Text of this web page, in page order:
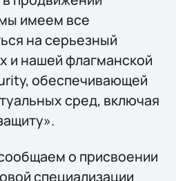
имеем все
на серьезный
и нашей флагманской
обеспечивающей
сред, включая
о присвоении
специализации